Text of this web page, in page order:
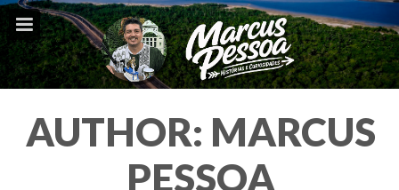
AUTHOR: MARCUS
PESSOA